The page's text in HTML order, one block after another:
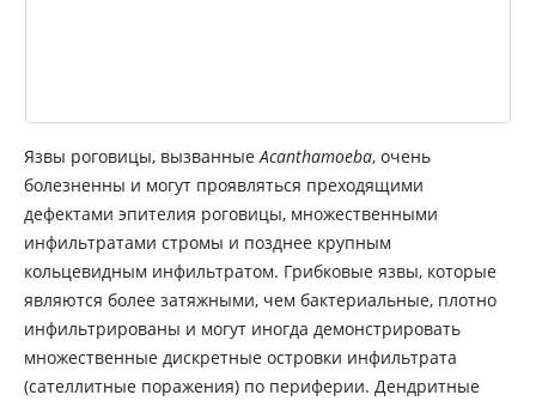
Язвы роговицы, вызванныеAcanthamoeba, очень
болезненны и могут проявляться преходящими
дефектами эпителия роговицы, множественными
инфильтратами стромы и позднее крупным
кольцевидным инфильтратом. Грибковые язвы, которые
являются более затяжными, чем бактериальные, плотно
инфильтрированы и могут иногда демонстрировать
множественные дискретные островки инфильтрата
(сателлитные поражения) по периферии. Дендритные